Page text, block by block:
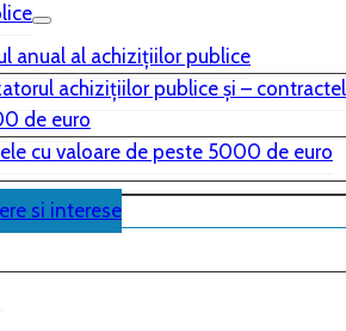
anual al achiziţiilor publice
achiziţiilor publice şi –
de euro
cu valoare de peste 5000 de euro
si interese